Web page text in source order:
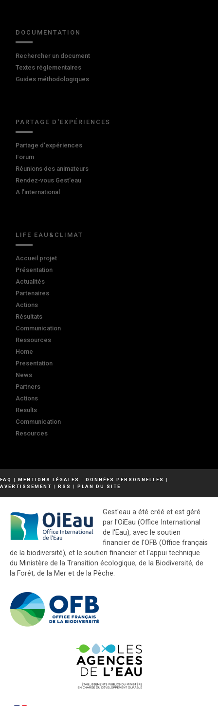
DOCUMENTATION
Rechercher un document
Textes réglementaires
Guides méthodologiques
PARTAGE D'EXPÉRIENCES
Partage d'expériences
Forum
Réunions des animateurs
Rendez-vous Gest'eau
A l'international
LIFE EAU&CLIMAT
Accueil projet
Présentation
Actualités
Partenaires
Actions
Résultats
Communication
Ressources
Home
Presentation
News
Partners
Actions
Results
Communication
Resources
FAQ | MENTIONS LÉGALES | DONNÉES PERSONNELLES
|
AVERTISSEMENT | RSS | PLAN DU SITE
Gest'eau a été créé et est géré
par l'OiEau (Office International
de l'Eau), avec le soutien
financier de l'OFB (Office français
de la biodiversité), et le soutien financier et l'appui technique
du Ministère de la Transition écologique, de la Biodiversité, de
la Forêt, de la Mer et de la Pêche.